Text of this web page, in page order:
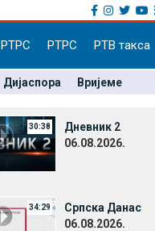
РТРС РТВ такса
Дијаспора Вријеме
30:38
Дневник 2
06.08.2026.
34:29
Српска Данас
06.08.2026.